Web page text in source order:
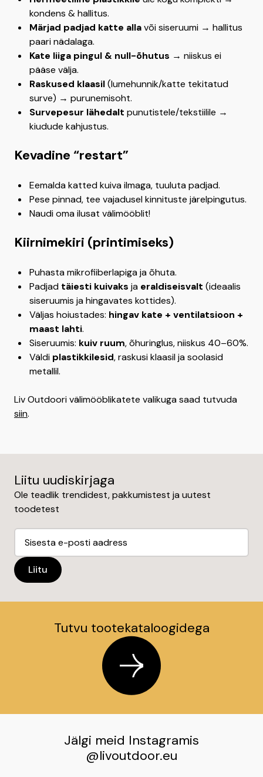
kondens & hallitus.
Märjad padjad katte allavõi siseruumi → hallitus
paari nädalaga.
Kate liiga pingul & null-õhutus → niiskus ei
pääse välja.
Raskused klaasil(lumehunnik/katte tekitatud
surve) → purunemisoht.
Survepesur lähedalt punutistele/tekstiilile →
kiudude kahjustus.
Kevadine “restart”
Eemalda katted kuiva ilmaga, tuuluta padjad.
Pese pinnad, tee vajadusel kinnituste järelpingutus.
Naudi oma ilusat välimööblit!
Kiirnimekiri (printimiseks)
Puhasta mikrofiiberlapiga ja õhuta.
Padjad täiesti kuivaks ja eraldiseisvalt (ideaalis
siseruumis ja hingavates kottides).
Väljas hoiustades: hingav kate + ventilatsioon +
maast lahti.
Siseruumis: kuiv ruum, õhuringlus, niiskus 40–60%.
Väldi plastikkilesid, raskusi klaasil ja soolasid
metallil.
Liv Outdoori välimööblikatete valikuga saad tutvuda
siin.
Liitu uudiskirjaga
Ole teadlik trendidest, pakkumistest ja uutest
toodetest
Tutvu tootekataloogidega
Jälgi meid Instagramis
@livoutdoor.eu